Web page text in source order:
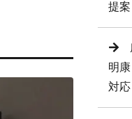
提案
明
対応